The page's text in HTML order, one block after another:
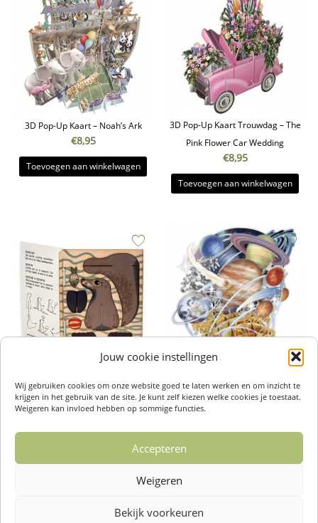
Jouw cookie instellingen
Wij gebruiken cookies om onze website goed te laten werken en om inzicht te
krijgen in het gebruik van de site. Je kunt zelf kiezen welke cookies je toestaat.
Weigeren kan invloed hebben op sommige functies.
Accepteren
Weigeren
Bekijk voorkeuren
3D Pop-Up Kaart – Noah’s Ark
€8,95
Toevoegen aan winkelwagen
3D Pop-Up Kaart Trouwdag – The
Pink Flower Car Wedding
€8,95
Toevoegen aan winkelwagen
Berlin
€7,95
Toevoegen aan winkelwagen
€8,95
Toevoegen aan winkelwagen
5